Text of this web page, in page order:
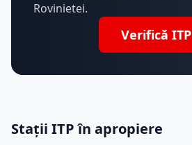
Rovinietei.
Verifică ITP
Stații ITP în apropiere